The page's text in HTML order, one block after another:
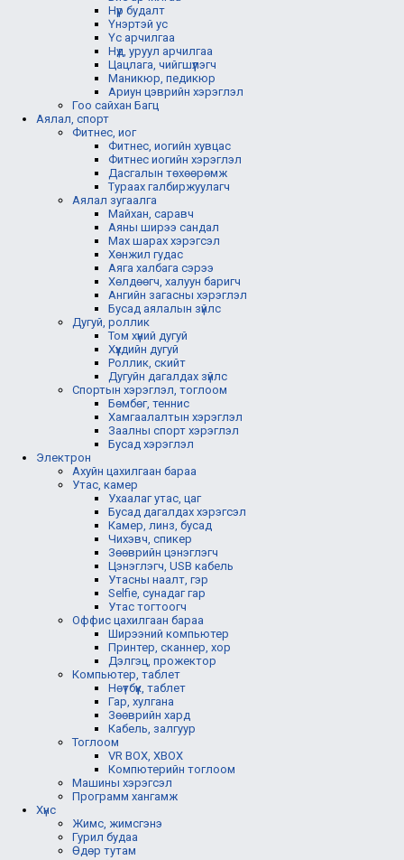
Нүүр будалт
Үнэртэй ус
Үс арчилгаа
Нүд, уруул арчилгаа
Цацлага, чийгшүүлэгч
Маникюр, педикюр
Ариун цэврийн хэрэглэл
Гоо сайхан Багц
Аялал, спорт
Фитнес, иог
Фитнес, иогийн хувцас
Фитнес иогийн хэрэглэл
Дасгалын төхөөрөмж
Тураах галбиржуулагч
Аялал зугаалга
Майхан, саравч
Аяны ширээ сандал
Мах шарах хэрэгсэл
Хөнжил гудас
Аяга халбага сэрээ
Хөлдөөгч, халуун баригч
Ангийн загасны хэрэглэл
Бусад аялалын зүйлс
Дугуй, роллик
Том хүний дугуй
Хүүхдийн дугуй
Роллик, скийт
Дугуйн дагалдах зүйлс
Спортын хэрэглэл, тоглоом
Бөмбөг, теннис
Хамгаалалтын хэрэглэл
Заалны спорт хэрэглэл
Бусад хэрэглэл
Электрон
Ахуйн цахилгаан бараа
Утас, камер
Ухаалаг утас, цаг
Бусад дагалдах хэрэгсэл
Камер, линз, бусад
Чихэвч, спикер
Зөөврийн цэнэглэгч
Цэнэглэгч, USB кабель
Утасны наалт, гэр
Selfie, сунадаг гар
Утас тогтоогч
Оффис цахилгаан бараа
Ширээний компьютер
Принтер, сканнер, хор
Дэлгэц, прожектор
Компьютер, таблет
Нөүтбүүк, таблет
Гар, хулгана
Зөөврийн хард
Кабель, залгуур
Тоглоом
VR BOX, XBOX
Компютерийн тоглоом
Машины хэрэгсэл
Программ хангамж
Хүнс
Жимс, жимсгэнэ
Гурил будаа
Өдөр тутам